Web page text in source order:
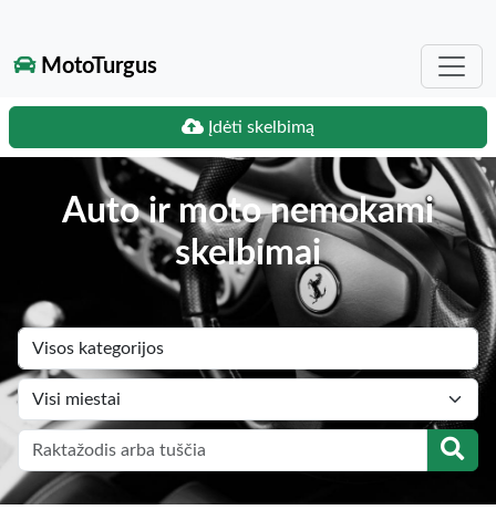
MotoTurgus
Įdėti skelbimą
Auto ir moto nemokami
skelbimai